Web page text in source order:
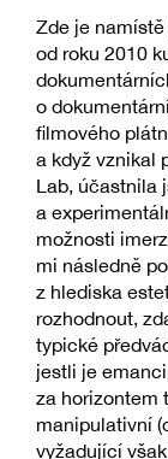
Zde je
od roku 2010
o
filmového
a když vznikal
Lab, účastnila
a
možnosti
mi následně
z hlediska
rozhodnout,
typické
jestli je
za horizontem
manipulativní
vyžadující